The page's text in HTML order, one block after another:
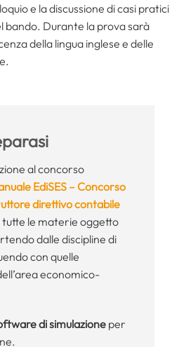
e la discussione di casi pratici
bando. Durante la prova sarà
della lingua inglese e delle
al concorso
EdiSES – Concorso
direttivo contabile
le materie oggetto
dalle discipline di
con quelle
economico-
di simulazioneper